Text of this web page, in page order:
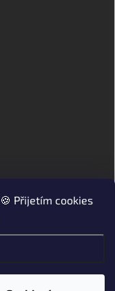
Přijetím cookies
Upravit nastavení